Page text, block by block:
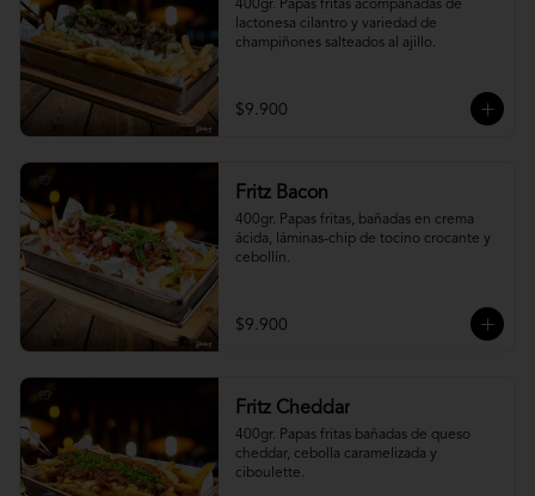
400gr. Papas fritas acompañadas de
lactonesa cilantro y variedad de
champiñones salteados al ajillo.
$9.900
Fritz Bacon
400gr. Papas fritas, bañadas en crema
ácida, láminas-chip de tocino crocante y
cebollín.
$9.900
Fritz Cheddar
400gr. Papas fritas bañadas de queso
cheddar, cebolla caramelizada y
ciboulette.